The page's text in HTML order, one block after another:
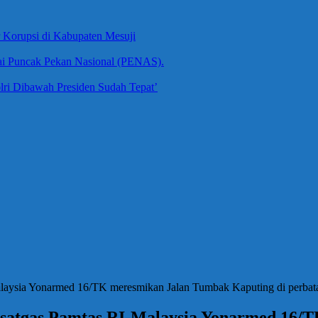
di Kabupaten Mesuji
Puncak Pekan Nasional (PENAS).
Dibawah Presiden Sudah Tepat’
Yonarmed 16/TK meresmikan Jalan Tumbak Kaputing di